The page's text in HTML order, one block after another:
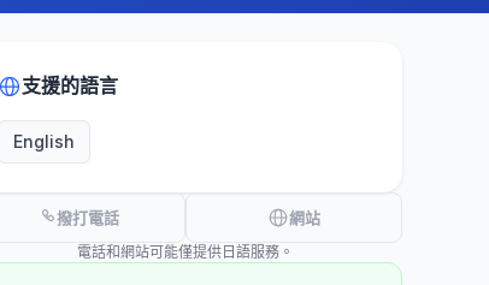
支援的語言
English
撥打電話 網站
電話和網站可能僅提供日語服務。